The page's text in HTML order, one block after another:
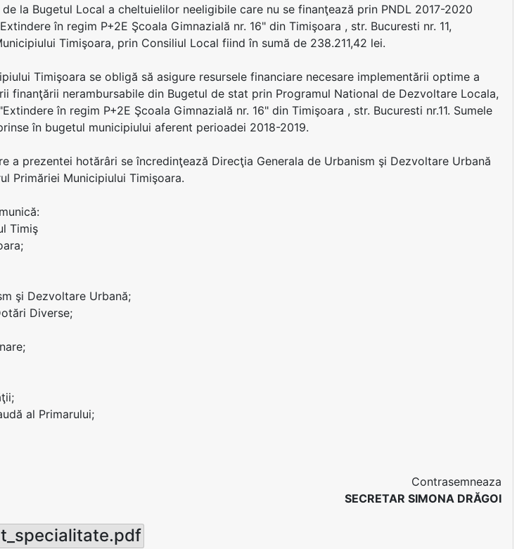
la Bugetul Local a cheltuielilor neeligibile care nu se finanţează prin PNDL 2017-2020
în regim P+2E Şcoala Gimnazială nr. 16" din Timişoara , str. Bucuresti nr. 11,
Timişoara, prin Consiliul Local fiind în sumă de 238.211,42 lei.
Timişoara se obligă să asigure resursele financiare necesare implementării optime a
finanţării nerambursabile din Bugetul de stat prin Programul National de Dezvoltare Locala,
în regim P+2E Şcoala Gimnazială nr. 16" din Timişoara , str. Bucuresti nr.11. Sumele
în bugetul municipiului aferent perioadei 2018-2019.
a prezentei hotărâri se încredinţează Direcţia Generala de Urbanism şi Dezvoltare Urbană
Primăriei Municipiului Timişoara.
Timiş
şi Dezvoltare Urbană;
Diverse;
al Primarului;
Contrasemneaza
SECRETAR SIMONA DRĂGOI